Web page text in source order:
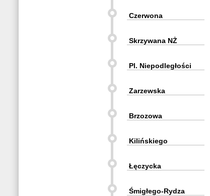
Czerwona
Skrzywana NŻ
Pl. Niepodległości
Zarzewska
Brzozowa
Kilińskiego
Łęczycka
Śmigłego-Rydza